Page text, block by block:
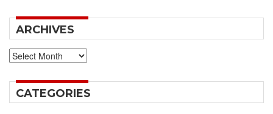
ARCHIVES
Archives
CATEGORIES